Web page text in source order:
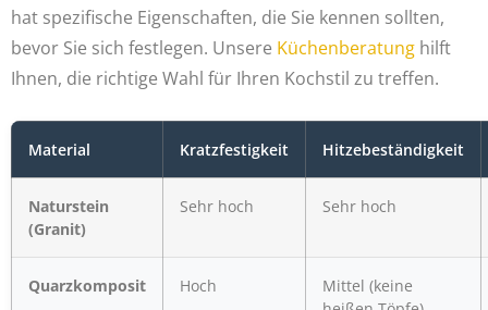
hat spezifische Eigenschaften, die Sie kennen sollten,
bevor Sie sich festlegen. Unsere Küchenberatung hilft
Ihnen, die richtige Wahl für Ihren Kochstil zu treffen.
Material Kratzfestigkeit Hitzebeständigkeit
Naturstein
(Granit)
Sehr hoch Sehr hoch
Quarzkomposit Hoch
Mittel (keine